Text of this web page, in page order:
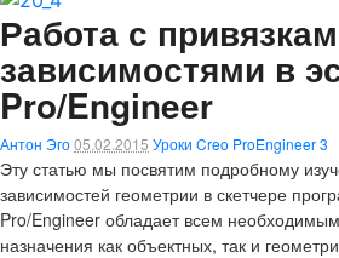
Работа с
зависимостями в
Pro/Engineer
Антон Эго05.02.2015 Уроки Creo ProEngineer3
Эту статью мы посвятим подробному
зависимостей геометрии в скетчере
Pro/Engineer обладает всем
назначения как объектных, так и